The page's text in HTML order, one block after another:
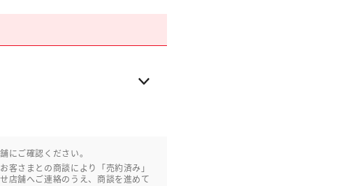
にご確認ください。
客さまとの商談により「売約済み」
店舗へご連絡のうえ、商談を進めて